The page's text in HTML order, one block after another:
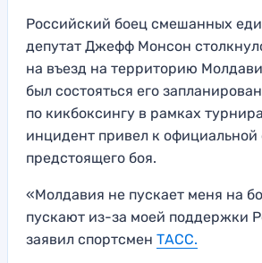
Российский боец смешанных
депутат Джефф Монсон
на въезд на территорию
был состояться его
по кикбоксингу в рамках
инцидент привел к официальной
предстоящего боя.
«Молдавия не пускает меня на
пускают из-за моей поддержки
заявил спортсмен ТАСС.